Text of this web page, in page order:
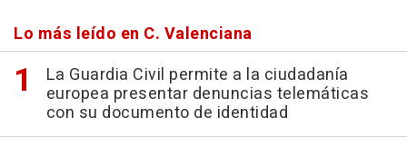
Lo más leído en C. Valenciana
La Guardia Civil permite a la ciudadanía
europea presentar denuncias telemáticas
con su documento de identidad